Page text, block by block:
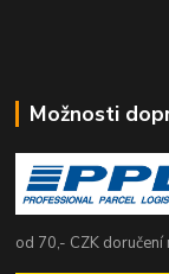
Možnosti
od 70,- CZK